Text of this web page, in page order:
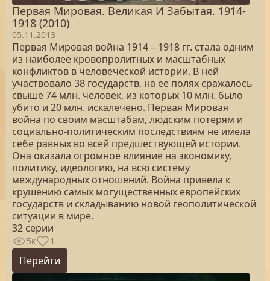
Первая Мировая. Великая И Забытая. 1914-
1918 (2010)
05.11.2013
Первая Мировая война 1914 – 1918 гг. стала одним
из наиболее кровопролитных и масштабных
конфликтов в человеческой истории. В ней
участвовало 38 государств, на ее полях сражалось
свыше 74 млн. человек, из которых 10 млн. было
убито и 20 млн. искалечено. Первая Мировая
война по своим масштабам, людским потерям и
социально-политическим последствиям не имела
себе равных во всей предшествующей истории.
Она оказала огромное влияние на экономику,
политику, идеологию, на всю систему
международных отношений. Война привела к
крушению самых могущественных европейских
государств и складыванию новой геополитической
ситуации в мире.
32 серии
5к 1
Перейти